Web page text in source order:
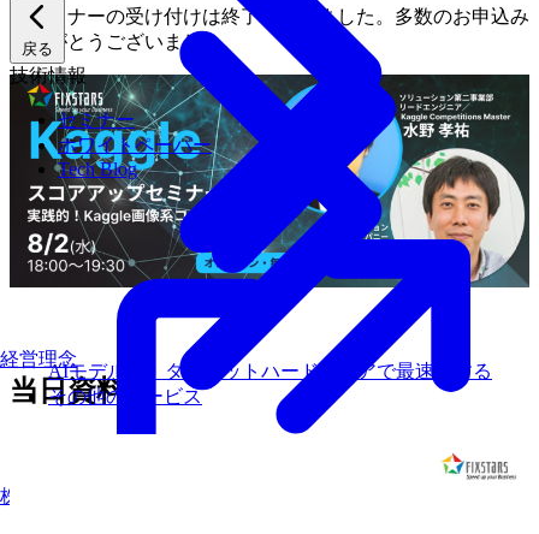
戻る
技術情報
セミナー
ホワイトペーパー
Tech Blog
経営理念
AIモデルを、ターゲットハードウェアで最速にする
その他のサービス
株式について
本セミナーの受け付けは終了いたしました。多数のお申込み
ありがとうございました。
当日資料